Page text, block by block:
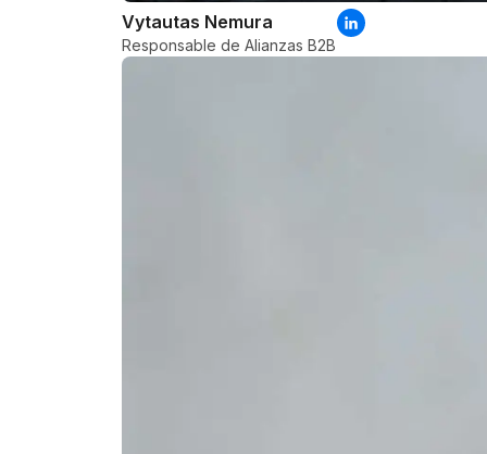
Vytautas Nemura
Responsable de Alianzas B2B